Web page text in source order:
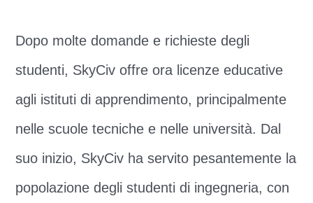
Dopo molte domande e richieste degli
studenti, SkyCiv offre ora licenze educative
agli istituti di apprendimento, principalmente
nelle scuole tecniche e nelle università. Dal
suo inizio, SkyCiv ha servito pesantemente la
popolazione degli studenti di ingegneria, con